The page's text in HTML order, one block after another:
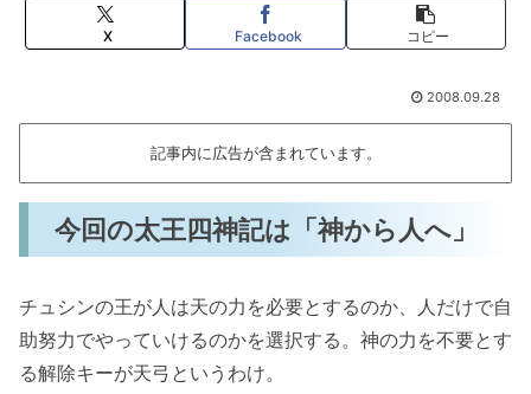
X Facebook コピー
2008.09.28
記事内に広告が含まれています。
今回の太王四神記は「神から人へ」
チュシンの王が人は天の力を必要とするのか、人だけで自
助努力でやっていけるのかを選択する。神の力を不要とす
る解除キーが天弓というわけ。